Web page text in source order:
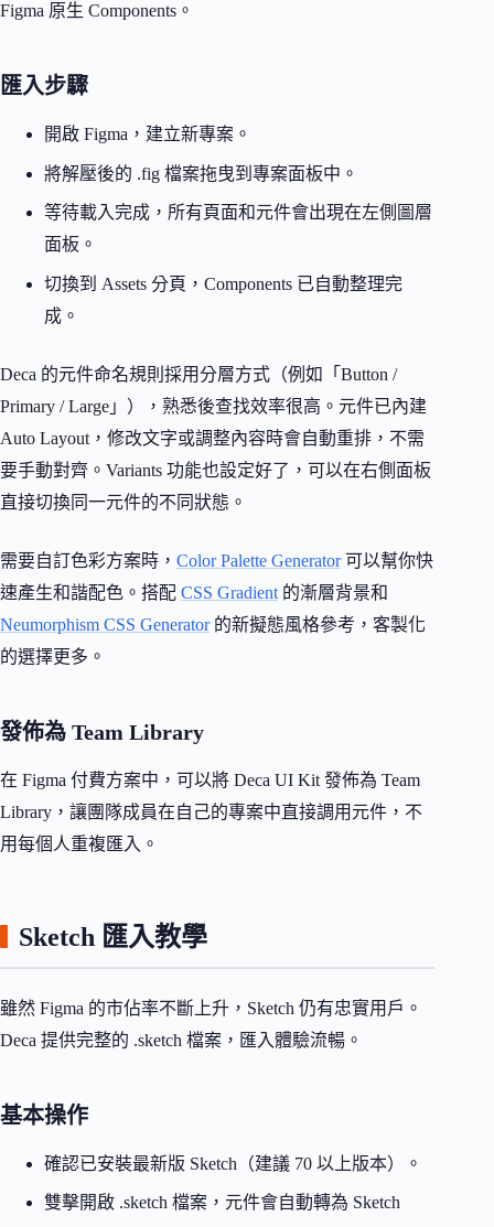
Figma 原生 Components。
匯入步驟
開啟 Figma，建立新專案。
將解壓後的 .fig 檔案拖曳到專案面板中。
等待載入完成，所有頁面和元件會出現在左側圖層
面板。
切換到 Assets 分頁，Components 已自動整理完
成。
Deca 的元件命名規則採用分層方式（例如「Button /
Primary / Large」），熟悉後查找效率很高。元件已內建
Auto Layout，修改文字或調整內容時會自動重排，不需
要手動對齊。Variants 功能也設定好了，可以在右側面板
直接切換同一元件的不同狀態。
需要自訂色彩方案時， Color Palette Generator可以幫你快
速產生和諧配色。搭配 CSS Gradient 的漸層背景和
Neumorphism CSS Generator的新擬態風格參考，客製化
的選擇更多。
發佈為 Team Library
在 Figma 付費方案中，可以將 Deca UI Kit 發佈為 Team
Library，讓團隊成員在自己的專案中直接調用元件，不
用每個人重複匯入。
Sketch 匯入教學
雖然 Figma 的市佔率不斷上升，Sketch 仍有忠實用戶。
Deca 提供完整的 .sketch 檔案，匯入體驗流暢。
基本操作
確認已安裝最新版 Sketch（建議 70 以上版本）。
雙擊開啟 .sketch 檔案，元件會自動轉為 Sketch